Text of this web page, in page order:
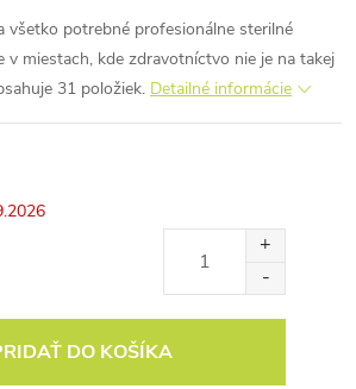
všetko potrebné profesionálne sterilné
v miestach, kde zdravotníctvo nie je na takej
31 položiek. Detailné informácie
DO KOŠÍKA